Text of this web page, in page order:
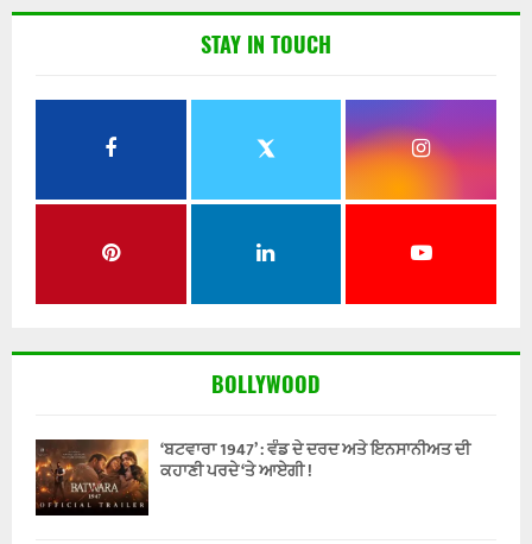
STAY IN TOUCH
BOLLYWOOD
‘ਬਟਵਾਰਾ 1947’ : ਵੰਡ ਦੇ ਦਰਦ ਅਤੇ ਇਨਸਾਨੀਅਤ ਦੀ
ਕਹਾਣੀ ਪਰਦੇ ‘ਤੇ ਆਏਗੀ !